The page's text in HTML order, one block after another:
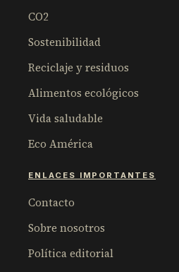
CO2
Sostenibilidad
Reciclaje y residuos
Alimentos ecológicos
Vida saludable
Eco América
ENLACES IMPORTANTES
Contacto
Sobre nosotros
Política editorial